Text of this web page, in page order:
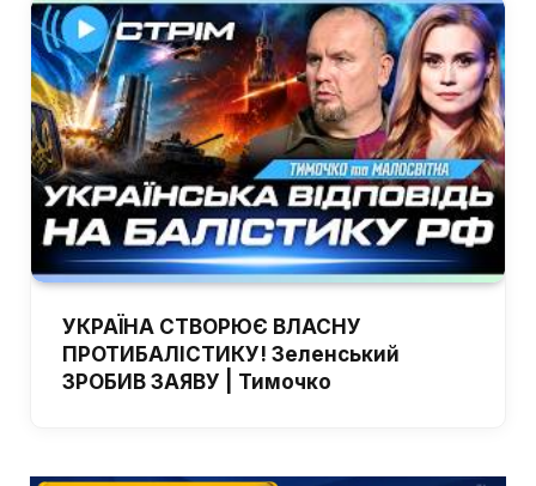
УКРАЇНА СТВОРЮЄ ВЛАСНУ
ПРОТИБАЛІСТИКУ! Зеленський
ЗРОБИВ ЗАЯВУ | Тимочко